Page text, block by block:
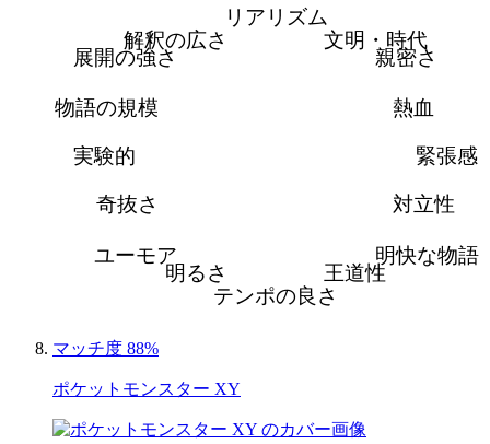
リアリズム
文明・時代
親密さ
熱血
緊張感
対立性
明快な物語
王道性
テンポの良さ
明るさ
ユーモア
奇抜さ
実験的
物語の規模
展開の強さ
解釈の広さ
マッチ度 88%
ポケットモンスター XY